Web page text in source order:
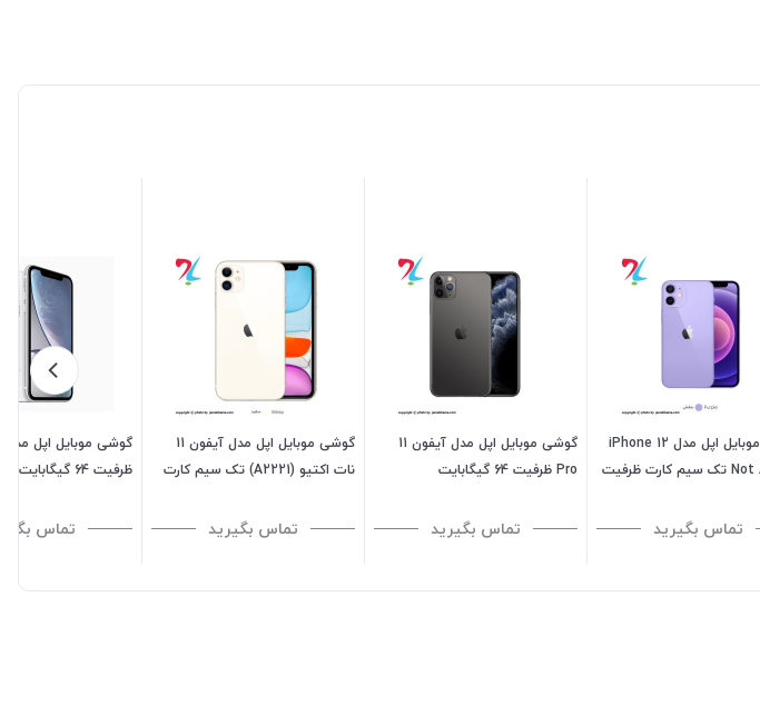
گوشی موبایل اپل مدل iPhone 12
Not Active تک سیم کارت ظرفیت
تماس بگیرید
گوشی موبایل اپل مدل آیفون 11
Pro ظرفیت 64 گیگابایت
تماس بگیرید
گوشی موبایل اپل مدل آیفون 11
نات اکتیو (A2221) تک سیم کارت
گیگابایت - ویتنامتماس بگیرید
ظرفیت 64 گیگابایت
تماس